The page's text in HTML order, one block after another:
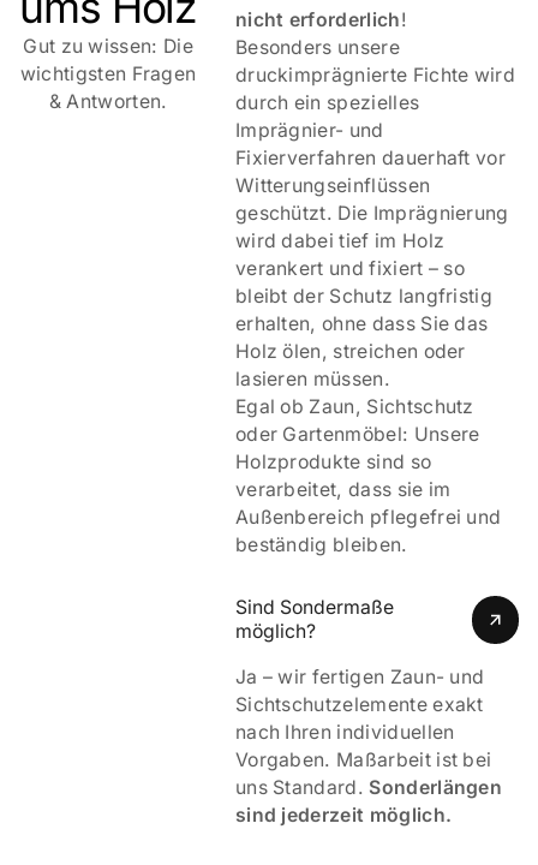
Qualität & Erfahrung vom Pongauer Jägerzaun
Gut zu wissen: Die
wichtigsten Fragen
& Antworten.
nicht erforderlich!
Besonders unsere
druckimprägnierte Fichte wird
durch ein spezielles
Imprägnier- und
Fixierverfahren dauerhaft vor
Witterungseinflüssen
geschützt. Die Imprägnierung
wird dabei tief im Holz
verankert und fixiert – so
bleibt der Schutz langfristig
erhalten, ohne dass Sie das
Holz ölen, streichen oder
lasieren müssen.
Egal ob Zaun, Sichtschutz
oder Gartenmöbel: Unsere
Holzprodukte sind so
verarbeitet, dass sie im
Außenbereich pflegefrei und
beständig bleiben.
Sind Sondermaße
möglich?
Ja – wir fertigen Zaun- und
Sichtschutzelemente exakt
nach Ihren individuellen
Vorgaben. Maßarbeit ist bei
uns Standard. Sonderlängen
sind jederzeit möglich.